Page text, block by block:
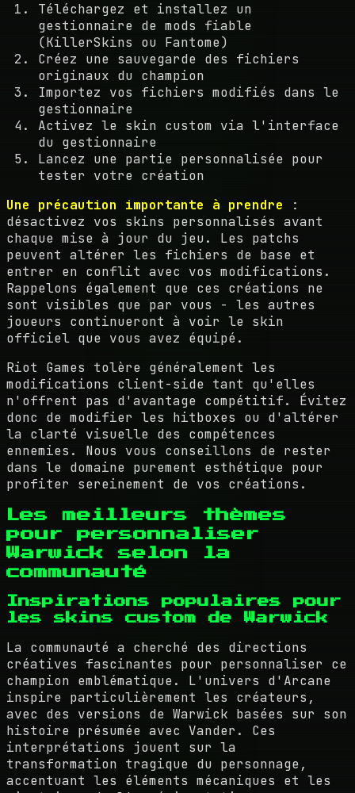
Téléchargez et installez un
gestionnaire de mods fiable
(KillerSkins ou Fantome)
Créez une sauvegarde des fichiers
originaux du champion
Importez vos fichiers modifiés dans le
gestionnaire
Activez le skin custom via l'interface
du gestionnaire
Lancez une partie personnalisée pour
tester votre création
Une précaution importante à prendre :
désactivez vos skins personnalisés avant
chaque mise à jour du jeu. Les patchs
peuvent altérer les fichiers de base et
entrer en conflit avec vos modifications.
Rappelons également que ces créations ne
sont visibles que par vous - les autres
joueurs continueront à voir le skin
officiel que vous avez équipé.
Riot Games tolère généralement les
modifications client-side tant qu'elles
n'offrent pas d'avantage compétitif. Évitez
donc de modifier les hitboxes ou d'altérer
la clarté visuelle des compétences
ennemies. Nous vous conseillons de rester
dans le domaine purement esthétique pour
profiter sereinement de vos créations.
Les meilleurs thèmes
pour personnaliser
Warwick selon la
communauté
Inspirations populaires pour
les skins custom de Warwick
La communauté a cherché des directions
créatives fascinantes pour personnaliser ce
champion emblématique. L'univers d'Arcane
inspire particulièrement les créateurs,
avec des versions de Warwick basées sur son
histoire présumée avec Vander. Ces
interprétations jouent sur la
transformation tragique du personnage,
accentuant les éléments mécaniques et les